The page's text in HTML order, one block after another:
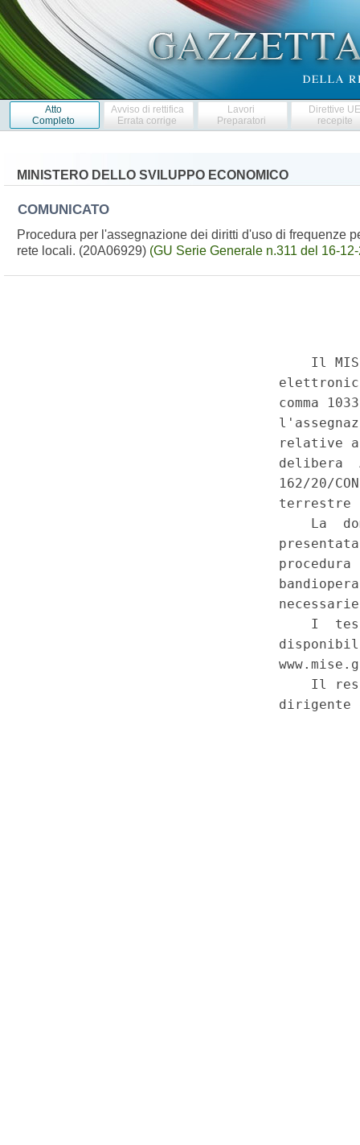
Atto
Completo
Avviso di rettifica
Errata corrige
Lavori
Preparatori
Direttive
recepite
MINISTERO DELLO SVILUPPO ECONOMICO
COMUNICATO
Procedura per l'assegnazione dei diritti d'uso di frequenze
rete locali. (20A06929) (GU Serie Generale n.311 del 16-